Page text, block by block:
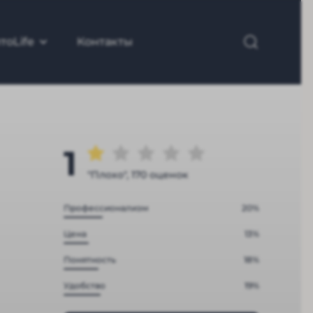
Контакты
1 "Плохо", 170 оценок
Профессионализм 20%
Цена 13%
Понятность 18%
Удобство 19%